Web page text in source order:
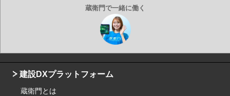
建設DXプラットフォーム
蔵衛門とは